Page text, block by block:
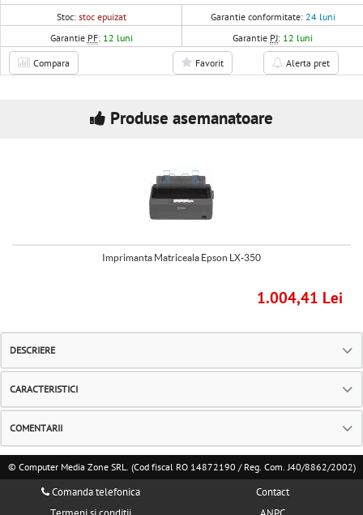
Stoc: stoc epuizat Garantie conformitate: 24 luni
Garantie PF: 12 luni Garantie PJ: 12 luni
Compara Favorit Alerta pret
Produse asemanatoare
Imprimanta Matriceala Epson LX-350
1.004,41 Lei
DESCRIERE
CARACTERISTICI
COMENTARII
© Computer Media Zone SRL. (Cod fiscal RO 14872190 / Reg. Com. J40/8862/2002)
Comanda telefonica
Contact